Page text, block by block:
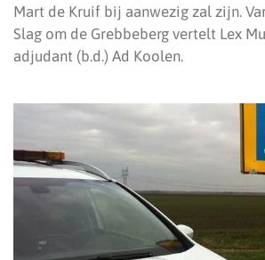
Mart de Kruif bij aanwezig zal zijn.
Slag om de Grebbeberg vertelt Lex
adjudant (b.d.) Ad Koolen.